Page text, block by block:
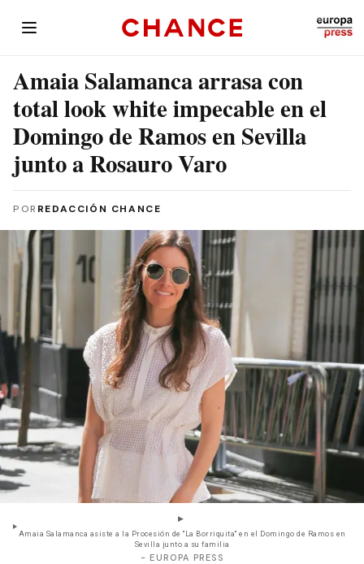
Amaia Salamanca arrasa con
total look white impecable en el
Domingo de Ramos en Sevilla
junto a Rosauro Varo
POR REDACCIÓN CHANCE
Amaia Salamanca asiste a la Procesión de "La Borriquita" en el Domingo de Ramos en
Sevilla junto a su familia
- EUROPA PRESS